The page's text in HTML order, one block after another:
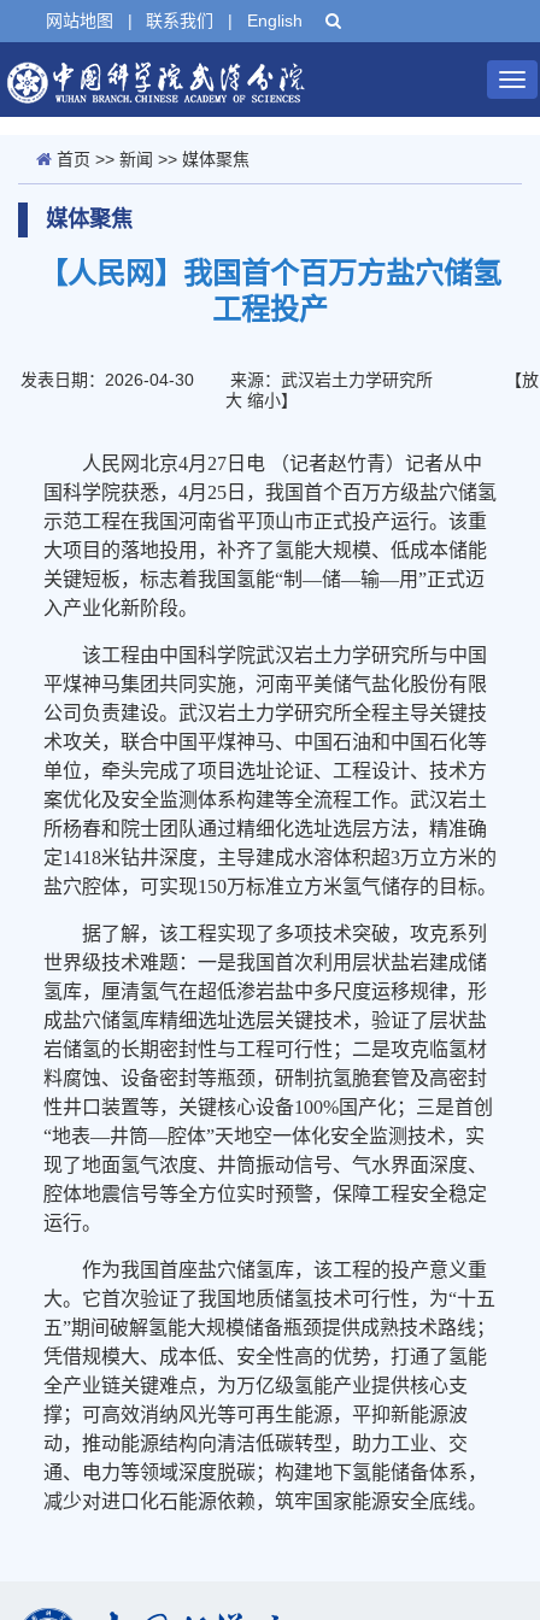
网站地图 | 联系我们 | English
首页 >> 新闻 >> 媒体聚焦
媒体聚焦
【人民网】我国首个百万方盐穴储氢
工程投产
发表日期：2026-04-30 来源：武汉岩土力学研究所 【放
大 缩小】
人民网北京4月27日电 （记者赵竹青）记者从中
国科学院获悉，4月25日，我国首个百万方级盐穴储氢
示范工程在我国河南省平顶山市正式投产运行。该重
大项目的落地投用，补齐了氢能大规模、低成本储能
关键短板，标志着我国氢能“制—储—输—用”正式迈
入产业化新阶段。
该工程由中国科学院武汉岩土力学研究所与中国
平煤神马集团共同实施，河南平美储气盐化股份有限
公司负责建设。武汉岩土力学研究所全程主导关键技
术攻关，联合中国平煤神马、中国石油和中国石化等
单位，牵头完成了项目选址论证、工程设计、技术方
案优化及安全监测体系构建等全流程工作。武汉岩土
所杨春和院士团队通过精细化选址选层方法，精准确
定1418米钻井深度，主导建成水溶体积超3万立方米的
盐穴腔体，可实现150万标准立方米氢气储存的目标。
据了解，该工程实现了多项技术突破，攻克系列
世界级技术难题：一是我国首次利用层状盐岩建成储
氢库，厘清氢气在超低渗岩盐中多尺度运移规律，形
成盐穴储氢库精细选址选层关键技术，验证了层状盐
岩储氢的长期密封性与工程可行性；二是攻克临氢材
料腐蚀、设备密封等瓶颈，研制抗氢脆套管及高密封
性井口装置等，关键核心设备100%国产化；三是首创
“地表—井筒—腔体”天地空一体化安全监测技术，实
现了地面氢气浓度、井筒振动信号、气水界面深度、
腔体地震信号等全方位实时预警，保障工程安全稳定
运行。
作为我国首座盐穴储氢库，该工程的投产意义重
大。它首次验证了我国地质储氢技术可行性，为“十五
五”期间破解氢能大规模储备瓶颈提供成熟技术路线；
凭借规模大、成本低、安全性高的优势，打通了氢能
全产业链关键难点，为万亿级氢能产业提供核心支
撑；可高效消纳风光等可再生能源，平抑新能源波
动，推动能源结构向清洁低碳转型，助力工业、交
通、电力等领域深度脱碳；构建地下氢能储备体系，
减少对进口化石能源依赖，筑牢国家能源安全底线。